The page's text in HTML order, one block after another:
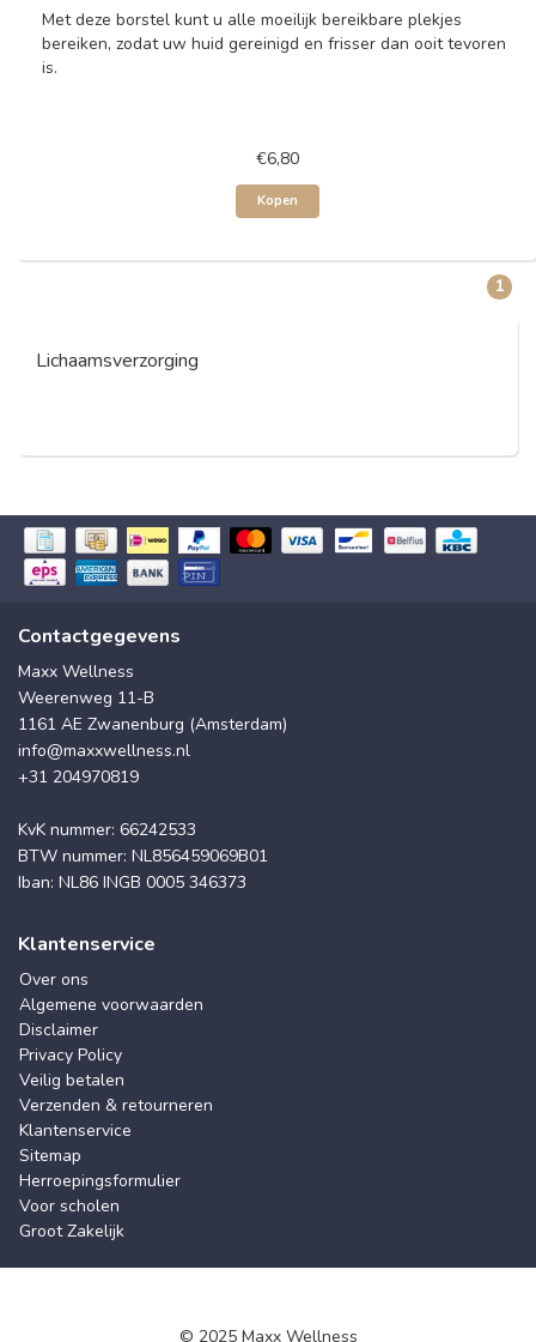
Met deze borstel kunt u alle moeilijk bereikbare plekjes
bereiken, zodat uw huid gereinigd en frisser dan ooit tevoren
is.
€6,80
Kopen
1
Lichaamsverzorging
Contactgegevens
Maxx Wellness
Weerenweg 11-B
1161 AE Zwanenburg (Amsterdam)
info@maxxwellness.nl
+31 204970819
KvK nummer: 66242533
BTW nummer: NL856459069B01
Iban: NL86 INGB 0005 346373
Klantenservice
Over ons
Algemene voorwaarden
Disclaimer
Privacy Policy
Veilig betalen
Verzenden & retourneren
Klantenservice
Sitemap
Herroepingsformulier
Voor scholen
Groot Zakelijk
© 2025 Maxx Wellness